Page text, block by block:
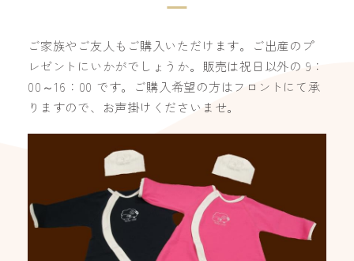
ご家族やご友人もご購入いただけます。ご出産のプ
レゼントにいかがでしょうか。販売は祝日以外の 9：
00～16：00 です。ご購入希望の方はフロントにて承
りますので、お声掛けくださいませ。